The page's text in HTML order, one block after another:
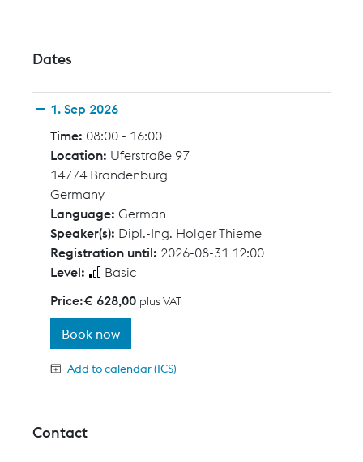
Dates
1. Sep 2026
Time: 08:00 - 16:00
Location: Uferstraße 97
14774 Brandenburg
Germany
Language: German
Speaker(s): Dipl.-Ing. Holger Thieme
Registration until: 2026-08-31 12:00
Level:
Basic
Price:€ 628,00 plus VAT
Book now
Add to calendar (ICS)
Contact